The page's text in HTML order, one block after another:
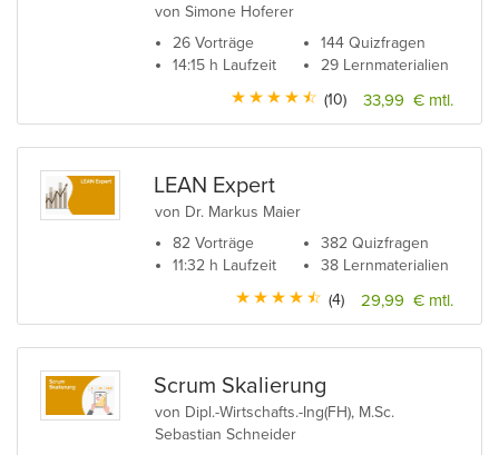
von Simone Hoferer
26 Vorträge
14:15 h Laufzeit
144 Quizfragen
29 Lernmaterialien
33,99 € mtl.
(10)
LEAN Expert
von Dr. Markus Maier
82 Vorträge
11:32 h Laufzeit
382 Quizfragen
38 Lernmaterialien
29,99 € mtl.
(4)
Scrum Skalierung
von Dipl.-Wirtschafts.-Ing(FH), M.Sc.
Sebastian Schneider